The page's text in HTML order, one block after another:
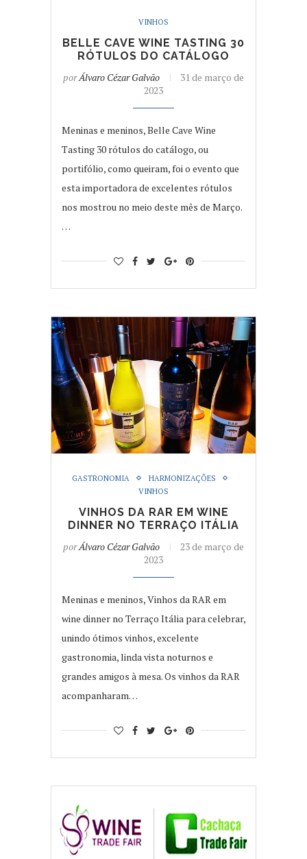
VINHOS
BELLE CAVE WINE TASTING 30
RÓTULOS DO CATÁLOGO
porÁlvaro Cézar Galvão
31 de março de
2023
Meninas e meninos, Belle Cave Wine
Tasting 30 rótulos do catálogo, ou
portifólio, como queiram, foi o evento que
esta importadora de excelentes rótulos
nos mostrou no meio deste mês de Março.
…
GASTRONOMIA
HARMONIZAÇÕES
VINHOS
VINHOS DA RAR EM WINE
DINNER NO TERRAÇO ITÁLIA
porÁlvaro Cézar Galvão
23 de março de
2023
Meninas e meninos, Vinhos da RAR em
wine dinner no Terraço Itália para celebrar,
unindo ótimos vinhos, excelente
gastronomia, linda vista noturnos e
grandes amigos à mesa. Os vinhos da RAR
acompanharam…